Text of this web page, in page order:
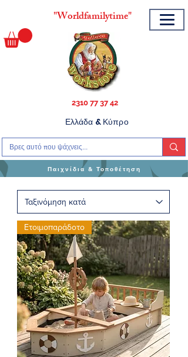
"Worldfamilytime"
2310 77 37 42
Παιχνίδια & Τοποθέτηση
Ελλάδα & Κύπρο
Ετοιμοπαράδοτο